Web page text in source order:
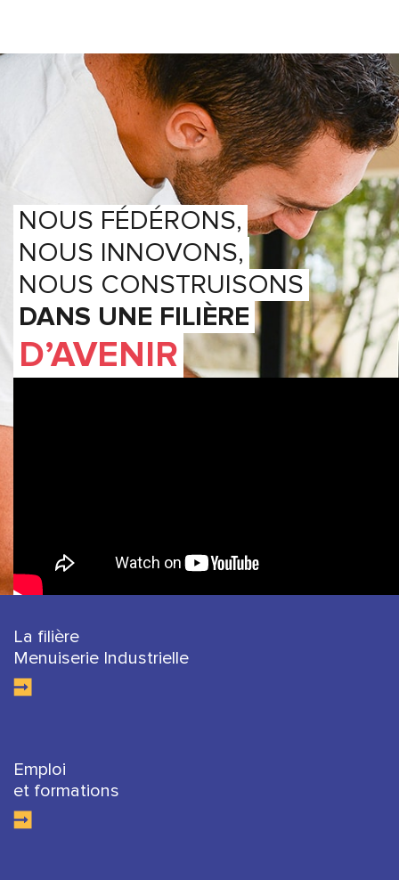
NOUS FÉDÉRONS,
NOUS INNOVONS,
NOUS CONSTRUISONS
DANS UNE FILIÈRE
D’AVENIR
La filière
Menuiserie Industrielle
Emploi
et formations